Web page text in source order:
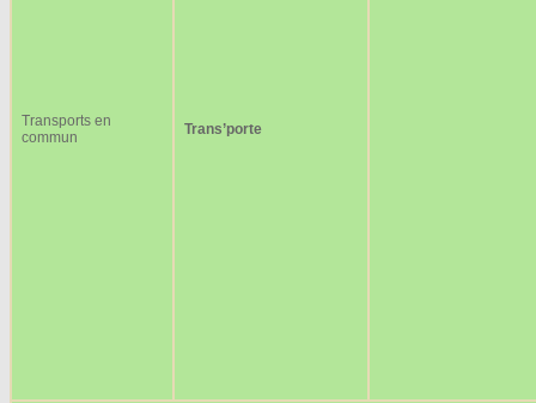
Transports en
commun
Trans’porte